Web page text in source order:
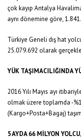
çok kayıp Antalya
aynı dönemine göre,
Türkiye Geneli dış hat
25.079.692 olarak
YÜK TAŞIMACILIĞINDA
2016 Yılı Mayıs ayı
olmak üzere toplamda -
(Kargo+Posta+Bagaj)
5 AYDA 66 MİLYON